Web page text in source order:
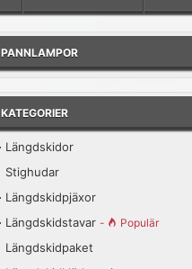
PANNLAMPOR
KATEGORIER
Längdskidor
Stighudar
Längdskidpjäxor
Längdskidstavar - Populär
Längdskidpaket